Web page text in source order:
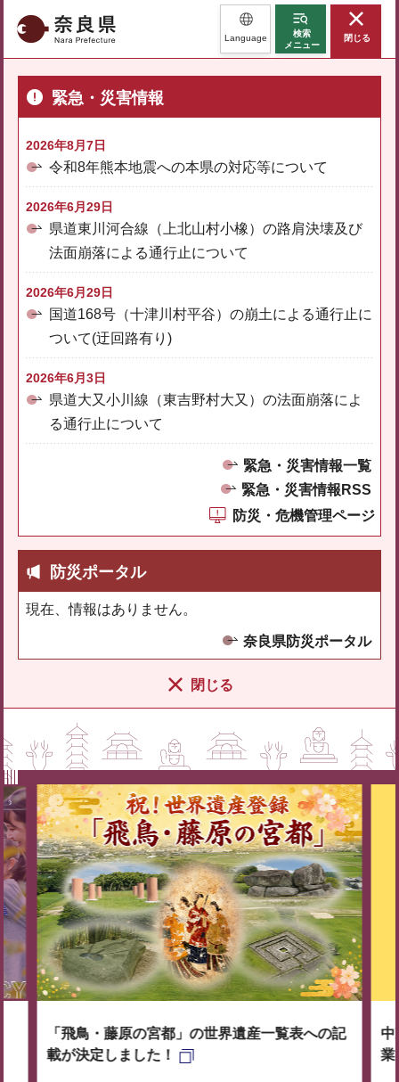
奈良県 Language
検索
メニュー
閉じる
緊急・災害情報
2026年8月7日
令和8年熊本地震への本県の対応等について
2026年6月29日
県道東川河合線（上北山村小橡）の路肩決壊及び
法面崩落による通行止について
2026年6月29日
国道168号（十津川村平谷）の崩土による通行止に
ついて(迂回路有り)
2026年6月3日
県道大又小川線（東吉野村大又）の法面崩落によ
る通行止について
緊急・災害情報一覧
緊急・災害情報RSS
防災・危機管理ページ
防災ポータル
現在、情報はありません。
奈良県防災ポータル
閉じる
「飛鳥・藤原の宮都」の世界遺産一覧表への記
載が決定しました！
中
業